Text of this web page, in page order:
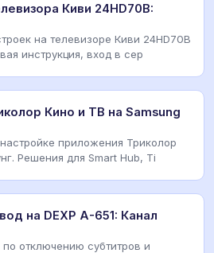
Киви 24HD70B:
на телевизоре Киви 24HD70B
инструкция, вход в сер
Кино и ТВ на Samsung
приложения Триколор
Решения для Smart Hub, Ti
на DEXP A-651: Канал
отключению субтитров и